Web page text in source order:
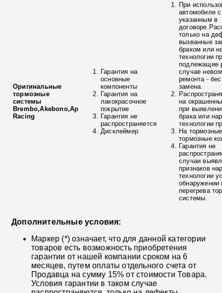
Оригинальные
тормозные
системы
Brembo,Akebono,Ap
Racing
Гарантия на
основные
компоненты
Гарантия на
лакокрасочное
покрытие
Гарантия не
распространяется
Дисклеймер
При
автомобиле
указанным в
только на
вызванные
браком или
технологии
подлежащие
случае
ремонта -
замена.
на
при
брака или
технологии
На
тормозные
Гарантия не
случаи
признаков
технологии
обнаружении
перегрева
системы.
Дополнительные условия:
Маркер (*) означает, что для данной категории
товаров есть возможность приобретения
гарантии от нашей компании сроком на 6
месяцев, путем оплаты отдельного счета от
Продавца на сумму 15% от стоимости Товара.
Условия гарантии в таком случае